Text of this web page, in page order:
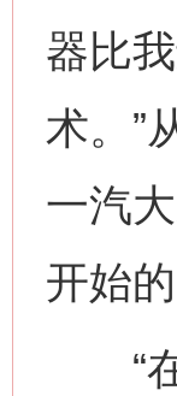
器比
术。”
一汽
开始的
“在